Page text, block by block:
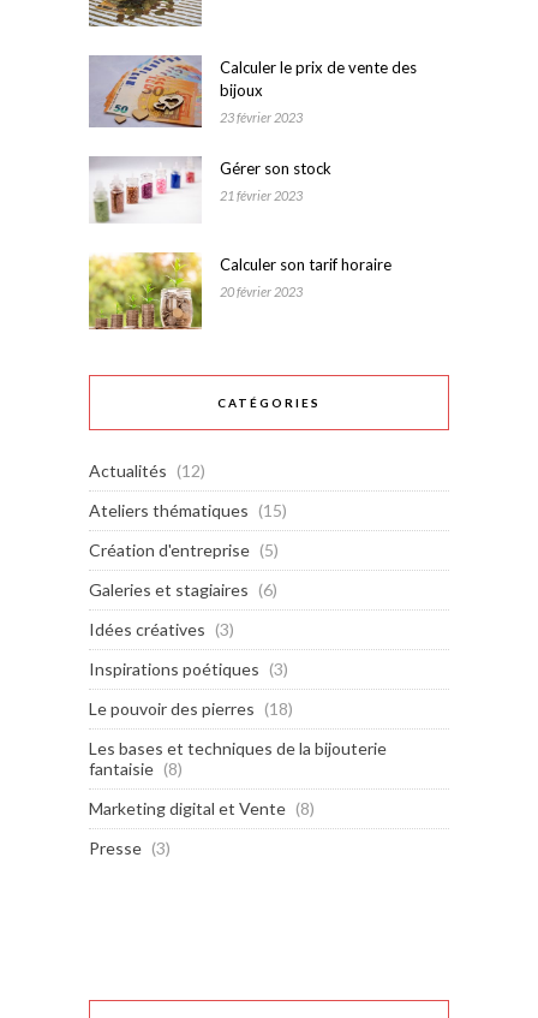
Calculer le prix de vente des
bijoux
23 février 2023
Gérer son stock
21 février 2023
Calculer son tarif horaire
20 février 2023
CATÉGORIES
Actualités (12)
Ateliers thématiques (15)
Création d'entreprise (5)
Galeries et stagiaires (6)
Idées créatives (3)
Inspirations poétiques (3)
Le pouvoir des pierres (18)
Les bases et techniques de la bijouterie
fantaisie (8)
Marketing digital et Vente (8)
Presse (3)